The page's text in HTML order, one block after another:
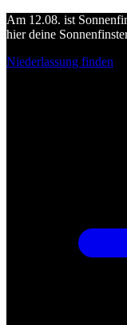
Am 12.08. ist
hier deine
Niederlassung finden